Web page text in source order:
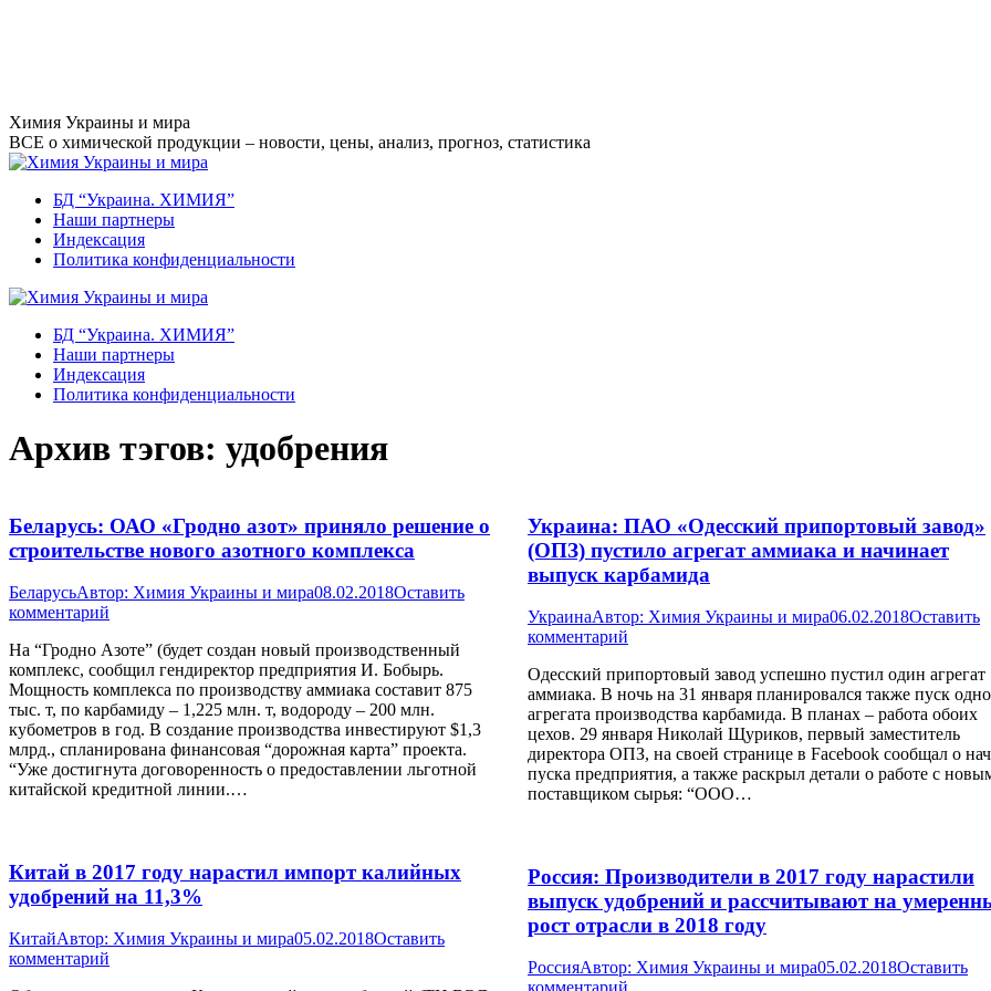
Перейти
к
содержанию
Химия Украины и мира
ВСЕ о химической продукции – новости, цены, анализ, прогноз, статистика
БД “Украина. ХИМИЯ”
Наши партнеры
Индексация
Политика конфиденциальности
БД “Украина. ХИМИЯ”
Наши партнеры
Индексация
Политика конфиденциальности
Архив тэгов: удобрения
Беларусь: ОАО «Гродно азот» приняло решение о
строительстве нового азотного комплекса
БеларусьАвтор: Химия Украины и мира08.02.2018Оставить
комментарий
На “Гродно Азоте” (будет создан новый производственный
комплекс, сообщил гендиректор предприятия И. Бобырь.
Мощность комплекса по производству аммиака составит 875
тыс. т, по карбамиду – 1,225 млн. т, водороду – 200 млн.
кубометров в год. В создание производства инвестируют $1,3
млрд., спланирована финансовая “дорожная карта” проекта.
“Уже достигнута договоренность о предоставлении льготной
китайской кредитной линии.…
Украина: ПАО «Одесский припортовый завод»
(ОПЗ) пустило агрегат аммиака и начинает
выпуск карбамида
УкраинаАвтор: Химия Украины и мира06.02.2018Оставить
комментарий
Одесский припортовый завод успешно пустил один агрегат
аммиака. В ночь на 31 января планировался также пуск
агрегата производства карбамида. В планах – работа обоих
цехов. 29 января Николай Щуриков, первый заместитель
директора ОПЗ, на своей странице в Facebook сообщал о
пуска предприятия, а также раскрыл детали о работе с
поставщиком сырья: “ООО…
Китай в 2017 году нарастил импорт калийных
удобрений на 11,3%
КитайАвтор: Химия Украины и мира05.02.2018Оставить
комментарий
Россия: Производители в 2017 году нарастили
выпуск удобрений и рассчитывают на
рост отрасли в 2018 году
РоссияАвтор: Химия Украины и мира05.02.2018Оставить